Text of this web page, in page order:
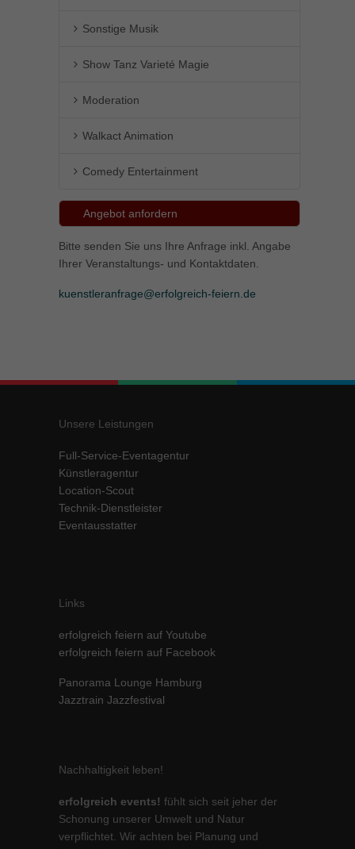
Sonstige Musik
Show Tanz Varieté Magie
Moderation
Walkact Animation
Comedy Entertainment
Angebot anfordern
Bitte senden Sie uns Ihre Anfrage inkl. Angabe
Ihrer Veranstaltungs- und Kontaktdaten.
kuenstleranfrage@erfolgreich-feiern.de
Unsere Leistungen
Full-Service-Eventagentur
Künstleragentur
Location-Scout
Technik-Dienstleister
Eventausstatter
Links
erfolgreich feiern auf Youtube
erfolgreich feiern auf Facebook
Panorama Lounge Hamburg
Jazztrain Jazzfestival
Nachhaltigkeit leben!
erfolgreich events! fühlt sich seit jeher der
Schonung unserer Umwelt und Natur
verpflichtet. Wir achten bei Planung und